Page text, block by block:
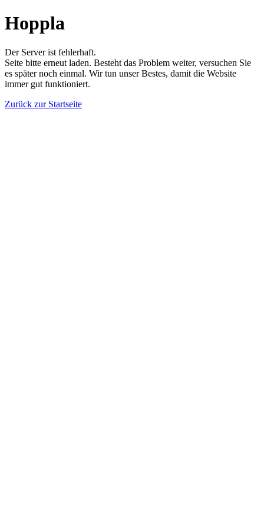
Hoppla
Der Server ist fehlerhaft.
Seite bitte erneut laden. Besteht das Problem weiter, versuchen Sie
es später noch einmal. Wir tun unser Bestes, damit die Website
immer gut funktioniert.
Zurück zur Startseite